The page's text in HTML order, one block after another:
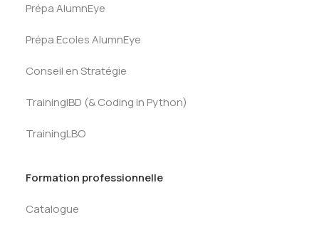
Prépa AlumnEye
Prépa Ecoles AlumnEye
Conseil en Stratégie
TrainingIBD (& Coding in Python)
TrainingLBO
Formation professionnelle
Catalogue